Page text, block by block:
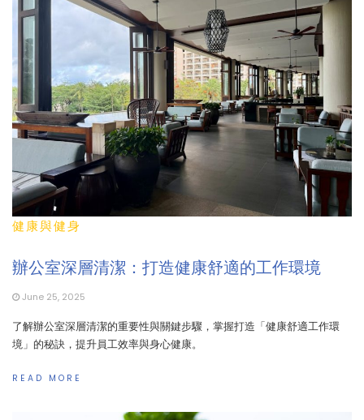
健康與健身
辦公室深層清潔：打造健康舒適的工作環境
June 25, 2025
了解辦公室深層清潔的重要性與關鍵步驟，掌握打造「健康舒適工作環
境」的秘訣，提升員工效率與身心健康。
READ MORE